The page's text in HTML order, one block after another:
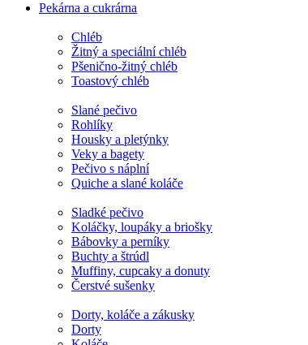
Pekárna a cukrárna
Chléb
Žitný a speciální chléb
Pšenično-žitný chléb
Toastový chléb
Slané pečivo
Rohlíky
Housky a pletýnky
Veky a bagety
Pečivo s náplní
Quiche a slané koláče
Sladké pečivo
Koláčky, loupáky a briošky
Bábovky a perníky
Buchty a štrúdl
Muffiny, cupcaky a donuty
Čerstvé sušenky
Dorty, koláče a zákusky
Dorty